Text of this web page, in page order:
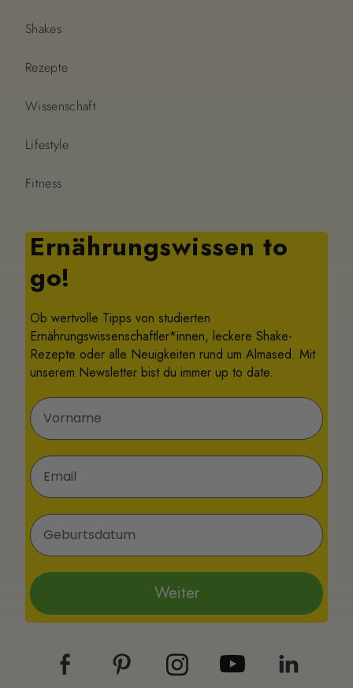
Shakes
Rezepte
Wissenschaft
Lifestyle
Fitness
Ernährungswissen to
go!
Ob wertvolle Tipps von studierten
Ernährungswissenschaftler*innen, leckere Shake-
Rezepte oder alle Neuigkeiten rund um Almased. Mit
unserem Newsletter bist du immer up to date.
Vorname
E-Mail
Geburtsdatum
Weiter